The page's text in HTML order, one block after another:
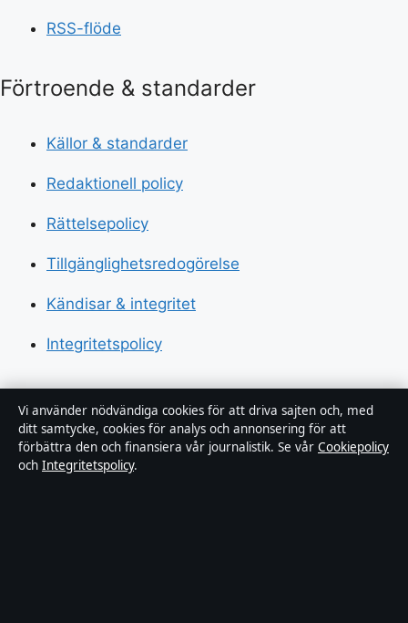
RSS-flöde
Förtroende & standarder
Källor & standarder
Redaktionell policy
Rättelsepolicy
Tillgänglighetsredogörelse
Kändisar & integritet
Integritetspolicy
Om Sverigerapport i korthet
Sverigerapport är en oberoende svensk digital
nyhetssajt med fokus på film, tv, kultur och
Vi använder nödvändiga cookies för att driva sajten och, med
ditt samtycke, cookies för analys och annonsering för att
förbättra den och finansiera vår journalistik. Se vår Cookiepolicy
och Integritetspolicy.